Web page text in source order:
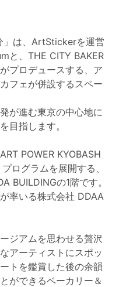
」は、ArtStickerを運営
と、THE CITY BAKER
プロデュースする、ア
フェが併設するスペー
が進む東京の中心地に
目指します。
POWER KYOBASH
ログラムを展開する、
BUILDINGの1階です。
率いる株式会社 DDAA
ジアムを思わせる贅沢
アーティストにスポッ
トを鑑賞した後の余韻
ができるベーカリー＆